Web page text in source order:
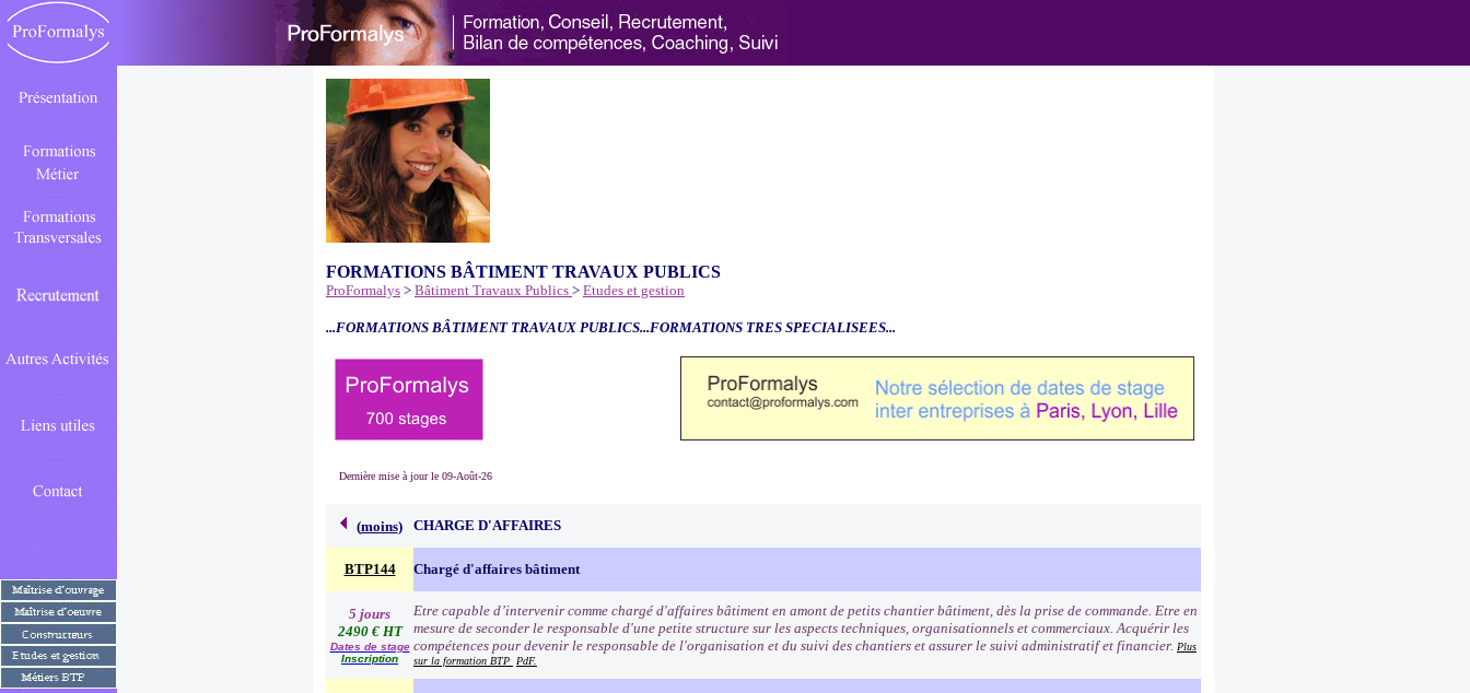
FORMATIONS BÂTIMENT TRAVAUX PUBLICS
ProFormalys > Bâtiment Travaux Publics > Etudes et gestion
...FORMATIONS BÂTIMENT TRAVAUX PUBLICS...FORMATIONS TRES SPECIALISEES...
Dernière mise à jour le 09-Août-26
(moins) CHARGE D'AFFAIRES
BTP144 Chargé d'affaires bâtiment
5 jours
2490 € HT
Dates de stage
Inscription
Etre capable d’intervenir comme chargé d'affaires bâtiment en amont de petits chantier bâtiment, dès la prise de commande. Etre en
mesure de seconder le responsable d'une petite structure sur les aspects techniques, organisationnels et commerciaux. Acquérir les
compétences pour devenir le responsable de l'organisation et du suivi des chantiers et assurer le suivi administratif et financier. Plus
sur la formation BTP
PdF.